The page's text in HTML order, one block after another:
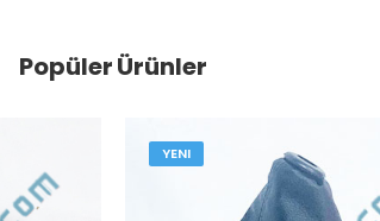
Popüler Ürünler
YENI